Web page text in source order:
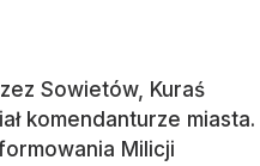
Sowietów, Kuraś
komendanturze miasta.
Milicji